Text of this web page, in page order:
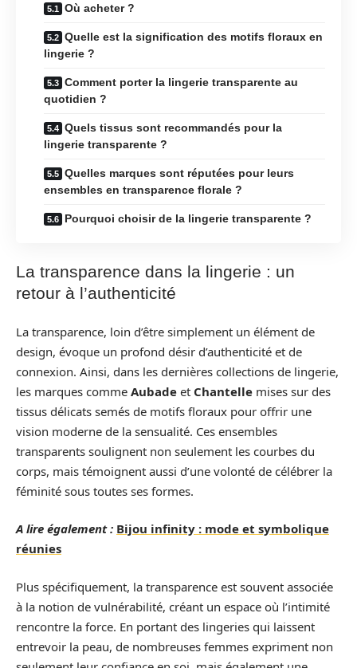
Où acheter ?
Quelle est la signification des motifs floraux en
lingerie ?
Comment porter la lingerie transparente au
quotidien ?
Quels tissus sont recommandés pour la
lingerie transparente ?
Quelles marques sont réputées pour leurs
ensembles en transparence florale ?
Pourquoi choisir de la lingerie transparente ?
La transparence dans la lingerie : un
retour à l’authenticité
La transparence, loin d’être simplement un élément de
design, évoque un profond désir d’authenticité et de
connexion. Ainsi, dans les dernières collections de lingerie,
les marques comme Aubade et Chantelle mises sur des
tissus délicats semés de motifs floraux pour offrir une
vision moderne de la sensualité. Ces ensembles
transparents soulignent non seulement les courbes du
corps, mais témoignent aussi d’une volonté de célébrer la
féminité sous toutes ses formes.
A lire également : Bijou infinity : mode et symbolique
réunies
Plus spécifiquement, la transparence est souvent associée
à la notion de vulnérabilité, créant un espace où l’intimité
rencontre la force. En portant des lingeries qui laissent
entrevoir la peau, de nombreuses femmes expriment non